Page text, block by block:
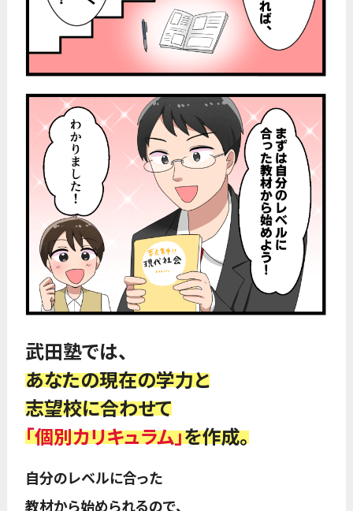
武田塾では、
あなたの現在の学力と
志望校に合わせて
「個別カリキュラム」を作成。
自分のレベルに合った
教材から始められるので、